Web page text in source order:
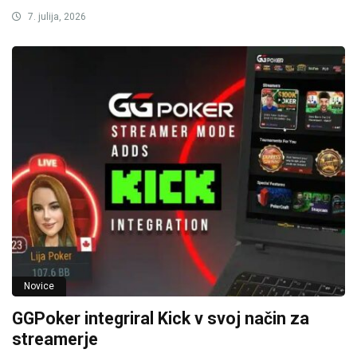
7. julija, 2026
Novice
GGPoker integriral Kick v svoj način za
streamerje